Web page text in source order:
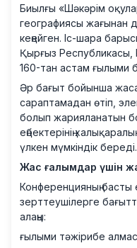
Биылғы «Шәкәрім
географиясы жағынан
кеңейген. Іс-шара
Қырғыз Республикасы,
160-тан астам ғылыми
Әр бағыт бойынша
сараптамадан өтіп,
болып жарияланатын
еңбектерінің
үлкен мүмкіндік береді.
Жас ғалымдар үшін
Конференцияның басты
зерттеушілерге
алаңы:
ғылыми тәжірибе